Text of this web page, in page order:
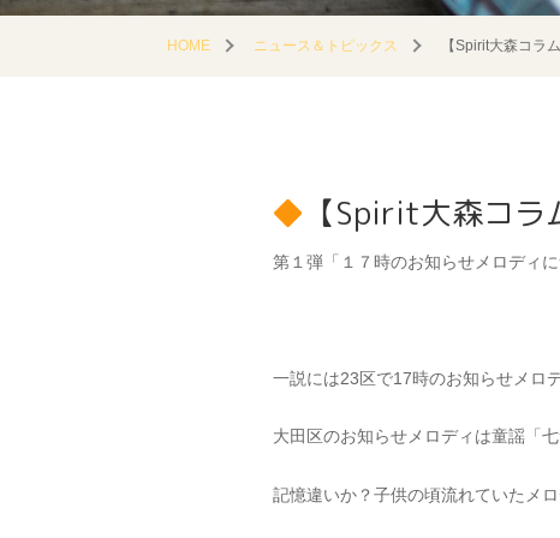
HOME ニュース＆トピックス 【Spirit大森コラ
【Spirit大森コラ
第１弾「１７時のお知らせメロディに
一説には23区で17時のお知らせメロ
大田区のお知らせメロディは童謡「七
記憶違いか？子供の頃流れていたメ